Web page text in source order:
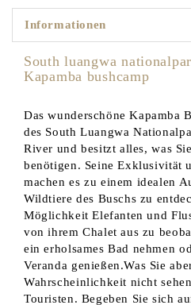
Informationen
South luangwa
Kapamba bushcamp
Das wunderschöne Kapamba
des South Luangwa
River und besitzt alles, was
benötigen. Seine Exklusivität
machen es zu einem idealen
Wildtiere des Buschs zu
Möglichkeit Elefanten und
von ihrem Chalet aus zu
ein erholsames Bad nehmen
Veranda genießen.Was Sie
Wahrscheinlichkeit nicht
Touristen. Begeben Sie sich